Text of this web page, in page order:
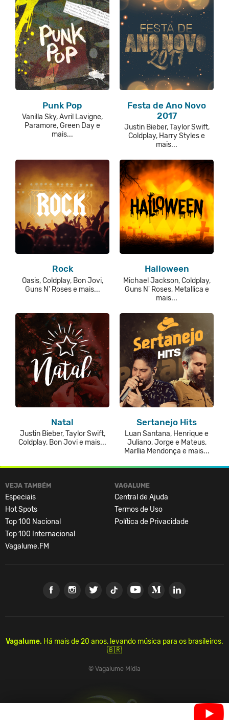
Punk Pop
Vanilla Sky, Avril Lavigne,
Paramore, Green Day e
mais...
Festa de Ano Novo
2017
Justin Bieber, Taylor Swift,
Coldplay, Harry Styles e
mais...
Rock
Oasis, Coldplay, Bon Jovi,
Guns N' Roses e mais...
Halloween
Michael Jackson, Coldplay,
Guns N' Roses, Metallica e
mais...
Natal
Justin Bieber, Taylor Swift,
Coldplay, Bon Jovi e mais...
Sertanejo Hits
Luan Santana, Henrique e
Juliano, Jorge e Mateus,
Marília Mendonça e mais...
VEJA TAMBÉM
Especiais
Hot Spots
Top 100 Nacional
Top 100 Internacional
Vagalume.FM
VAGALUME
Central de Ajuda
Termos de Uso
Política de Privacidade
Vagalume. Há mais de 20 anos, levando música para os brasileiros.
🇧🇷
© Vagalume Mídia